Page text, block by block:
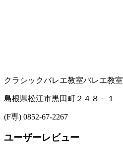
クラシックバレエ教室バレエ教室
島根県松江市黒田町２４８－１
(F専) 0852-67-2267
ユーザーレビュー